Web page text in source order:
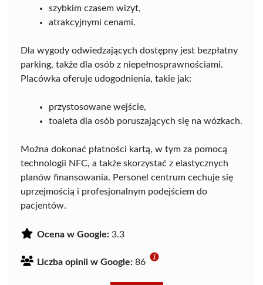
szybkim czasem wizyt,
atrakcyjnymi cenami.
Dla wygody odwiedzających dostępny jest bezpłatny
parking, także dla osób z niepełnosprawnościami.
Placówka oferuje udogodnienia, takie jak:
przystosowane wejście,
toaleta dla osób poruszających się na wózkach.
Można dokonać płatności kartą, w tym za pomocą
technologii NFC, a także skorzystać z elastycznych
planów finansowania. Personel centrum cechuje się
uprzejmością i profesjonalnym podejściem do
pacjentów.
Ocena w Google: 3.3
Liczba opinii w Google: 86